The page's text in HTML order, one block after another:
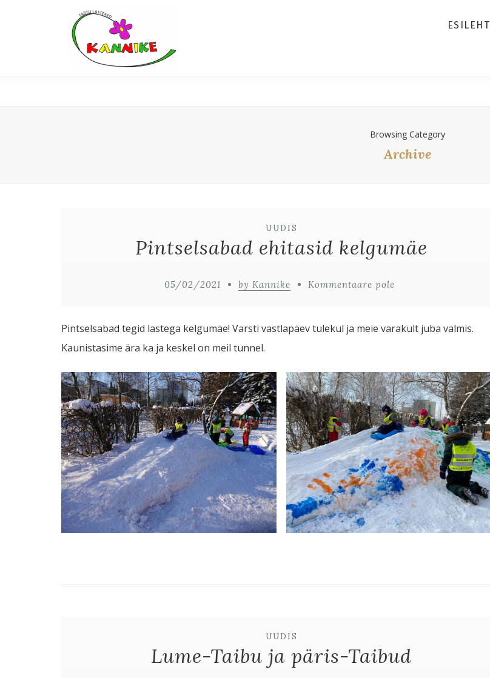
ESILEHT
Browsing Category
Archive
UUDIS
Pintselsabad ehitasid kelgumäe
05/02/2021 by Kannike Kommentaare pole
Pintselsabad tegid lastega kelgumäe! Varsti vastlapäev tulekul ja meie varakult juba valmis.
Kaunistasime ära ka ja keskel on meil tunnel.
UUDIS
Lume-Taibu ja päris-Taibud